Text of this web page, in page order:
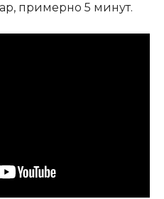
примерно 5 минут.